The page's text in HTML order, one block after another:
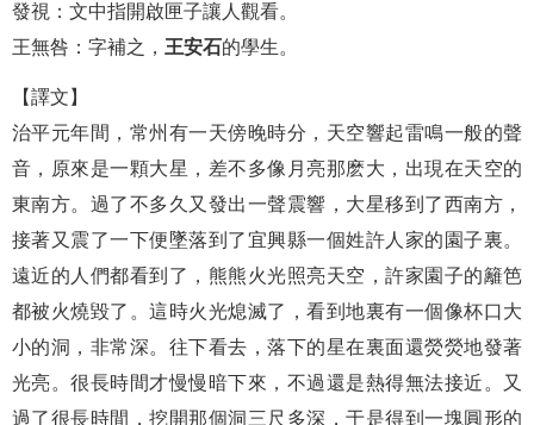
發視：文中指開啟匣子讓人觀看。
王無咎：字補之， 王安石的學生。
【譯文】
治平元年間，常州有一天傍晚時分，天空響起雷鳴一般的聲
音，原來是一顆大星，差不多像月亮那麽大，出現在天空的
東南方。過了不多久又發出一聲震響，大星移到了西南方，
接著又震了一下便墜落到了宜興縣一個姓許人家的園子裏。
遠近的人們都看到了，熊熊火光照亮天空，許家園子的籬笆
都被火燒毀了。這時火光熄滅了，看到地裏有一個像杯口大
小的洞，非常深。往下看去，落下的星在裏面還熒熒地發著
光亮。很長時間才慢慢暗下來，不過還是熱得無法接近。又
過了很長時間，挖開那個洞三尺多深，于是得到一塊圓形的